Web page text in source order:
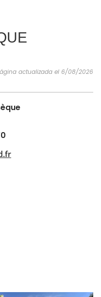
INSPIRACIONES
actualizada el 6/08/2026